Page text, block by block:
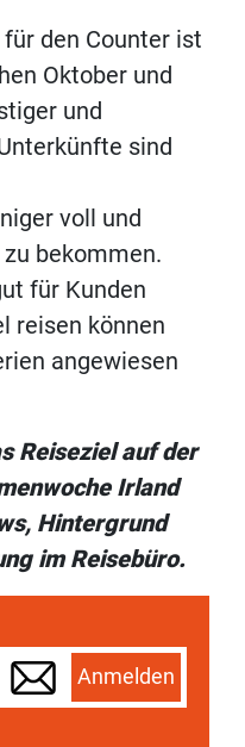
den Counter ist
Oktober und
und
sind
voll und
bekommen.
für Kunden
reisen können
angewiesen
Reiseziel auf der
Irland
Hintergrund
im Reisebüro.
Anmelden